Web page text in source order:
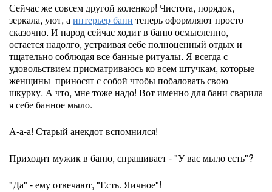
Сейчас же совсем другой коленкор! Чистота, порядок,
зеркала, уют, аинтерьер бани теперь оформляют просто
сказочно. И народ сейчас ходит в баню осмысленно,
остается надолго, устраивая себе полноценный отдых и
тщательно соблюдая все банные ритуалы. Я всегда с
удовольствием присматриваюсь ко всем штучкам, которые
женщины приносят с собой чтобы побаловать свою
шкурку. А что, мне тоже надо! Вот именно для бани сварила
я себе банное мыло.
А-а-а! Старый анекдот вспомнился!
Приходит мужик в баню, спрашивает - "У вас мыло есть"?
"Да" - ему отвечают, "Есть. Яичное"!